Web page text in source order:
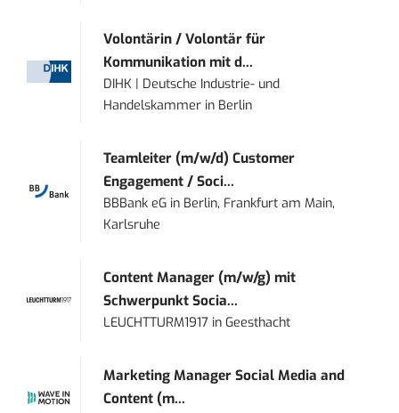
Volontärin / Volontär für
Kommunikation mit d...
DIHK | Deutsche Industrie- und
Handelskammer in Berlin
Teamleiter (m/w/d) Customer
Engagement / Soci...
BBBank eG in Berlin, Frankfurt am Main,
Karlsruhe
Content Manager (m/w/g) mit
Schwerpunkt Socia...
LEUCHTTURM1917 inGeesthacht
Marketing Manager Social Media and
Content (m...